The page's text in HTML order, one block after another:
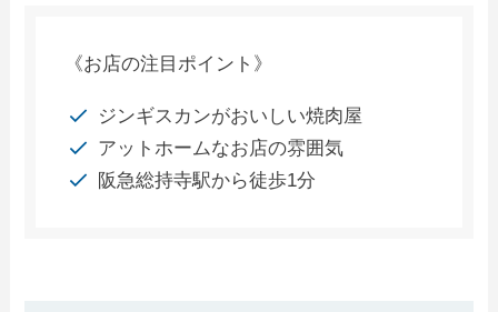
《お店の注目ポイント》
ジンギスカンがおいしい焼肉屋
アットホームなお店の雰囲気
阪急総持寺駅から徒歩1分